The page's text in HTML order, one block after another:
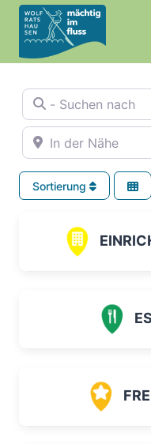
Zum
Inhalt
springen
- Suchen nach
In der Nähe
Sortierung